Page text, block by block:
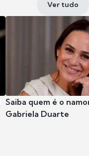
Ver tudo
Saiba quem é o
Gabriela Duarte